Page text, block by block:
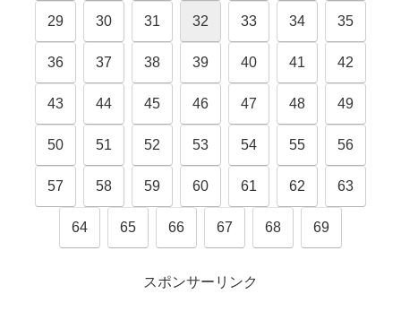
29 30 31 32 33 34 35
36 37 38 39 40 41 42
43 44 45 46 47 48 49
50 51 52 53 54 55 56
57 58 59 60 61 62 63
64 65 66 67 68 69
スポンサーリンク